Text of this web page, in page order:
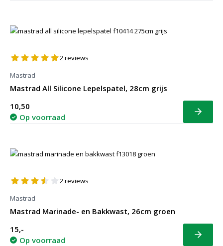
2reviews
Mastrad
Mastrad All Silicone Lepelspatel, 28cm grijs
10,50
Op voorraad
Bekijk
2reviews
Mastrad
Mastrad Marinade- en Bakkwast, 26cm groen
15,-
Op voorraad
Bekijk